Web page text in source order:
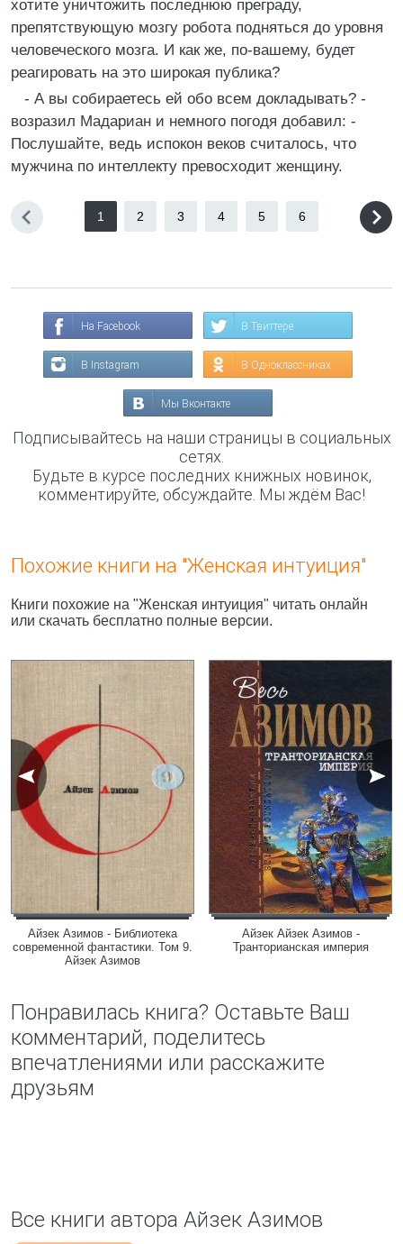
хотите уничтожить последнюю преграду,
препятствующую мозгу робота подняться до уровня
человеческого мозга. И как же, по-вашему, будет
реагировать на это широкая публика?
- А вы собираетесь ей обо всем докладывать? -
возразил Мадариан и немного погодя добавил: -
Послушайте, ведь испокон веков считалось, что
мужчина по интеллекту превосходит женщину.
1 2 3 4 5 6
На Facebook В Твиттере
В Instagram В Одноклассниках
Мы Вконтакте
Подписывайтесь на наши страницы в социальных
сетях.
Будьте в курсе последних книжных новинок,
комментируйте, обсуждайте. Мы ждём Вас!
Похожие книги на "Женская интуиция"
Книги похожие на "Женская интуиция" читать онлайн
или скачать бесплатно полные версии.
Айзек Азимов - Библиотека
современной фантастики. Том 9.
Айзек Азимов
Айзек Айзек Азимов -
Транторианская империя
Понравилась книга? Оставьте Ваш
комментарий, поделитесь
впечатлениями или расскажите
друзьям
Все книги автора Айзек Азимов